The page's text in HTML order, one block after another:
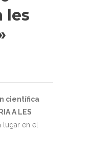
les
científica
A LES
lugar en el